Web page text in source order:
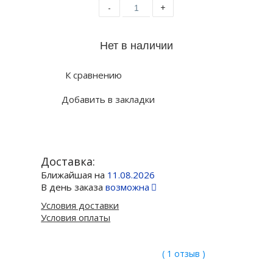
- +
К сравнению
Добавить в закладки
Доставка:
Ближайшая на 11.08.2026
В день заказавозможна
Условия доставки
Условия оплаты
( 1 отзыв )